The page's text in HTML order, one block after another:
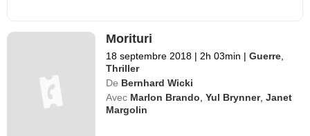
Morituri
18 septembre 2018 | 2h 03min | Guerre
Thriller
De Bernhard Wicki
Avec Marlon Brando ,Yul Brynner,Janet
Margolin